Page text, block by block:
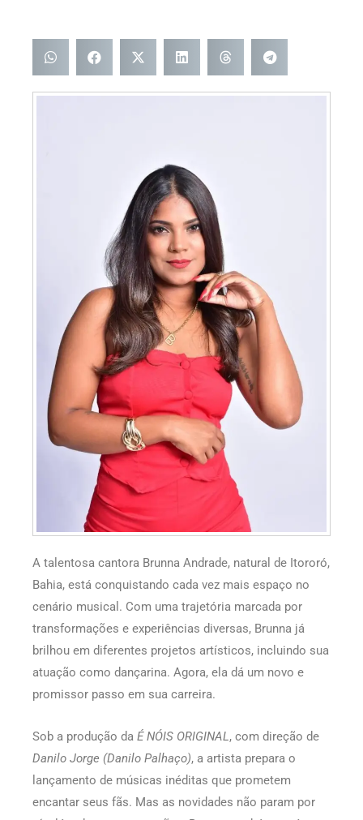
A talentosa cantora Brunna Andrade, natural de Itororó,
Bahia, está conquistando cada vez mais espaço no
cenário musical. Com uma trajetória marcada por
transformações e experiências diversas, Brunna já
brilhou em diferentes projetos artísticos, incluindo sua
atuação como dançarina. Agora, ela dá um novo e
promissor passo em sua carreira.
Sob a produção da É NÓIS ORIGINAL, com direção de
Danilo Jorge (Danilo Palhaço), a artista prepara o
lançamento de músicas inéditas que prometem
encantar seus fãs. Mas as novidades não param por